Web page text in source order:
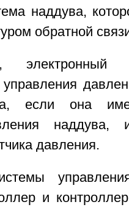
наддува,
обратной
электронный
управления
если она
наддува,
давления.
и